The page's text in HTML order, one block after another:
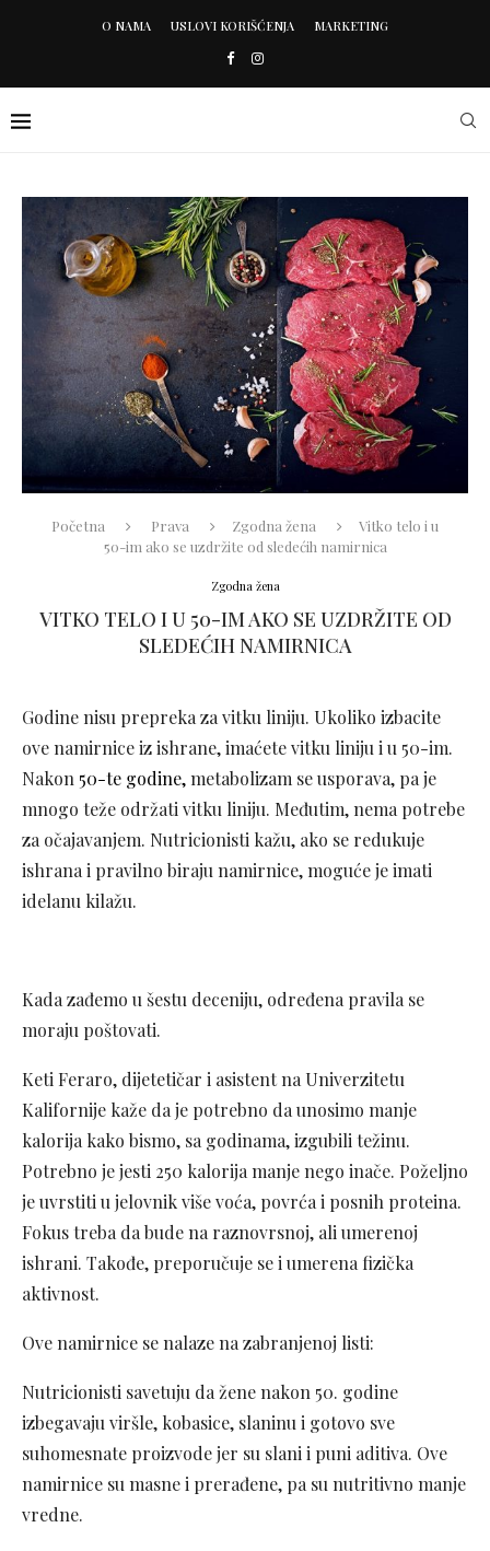
O NAMA USLOVI KORIŠĆENJA MARKETING
Početna Prava Zgodna žena
Vitko telo i u
50-im ako se uzdržite od sledećih namirnica
Zgodna žena
VITKO TELO I U 50-IM AKO SE UZDRŽITE OD
SLEDEĆIH NAMIRNICA
Godine nisu prepreka za vitku liniju. Ukoliko izbacite
ove namirnice iz ishrane, imaćete vitku liniju i u 50-im.
Nakon 50-te godine,metabolizam se usporava, pa je
mnogo teže održati vitku liniju. Međutim, nema potrebe
za očajavanjem. Nutricionisti kažu, ako se redukuje
ishrana i pravilno biraju namirnice, moguće je imati
idelanu kilažu.
Kada zađemo u šestu deceniju, određena pravila se
moraju poštovati.
Keti Feraro, dijetetičar i asistent na Univerzitetu
Kalifornije kaže da je potrebno da unosimo manje
kalorija kako bismo, sa godinama, izgubili težinu.
Potrebno je jesti 250 kalorija manje nego inače. Poželjno
je uvrstiti u jelovnik više voća, povrća i posnih proteina.
Fokus treba da bude na raznovrsnoj, ali umerenoj
ishrani. Takođe, preporučuje se i umerena fizička
aktivnost.
Ove namirnice se nalaze na zabranjenoj listi:
Nutricionisti savetuju da žene nakon 50. godine
izbegavaju viršle, kobasice, slaninu i gotovo sve
suhomesnate proizvode jer su slani i puni aditiva. Ove
namirnice su masne i prerađene, pa su nutritivno manje
vredne.